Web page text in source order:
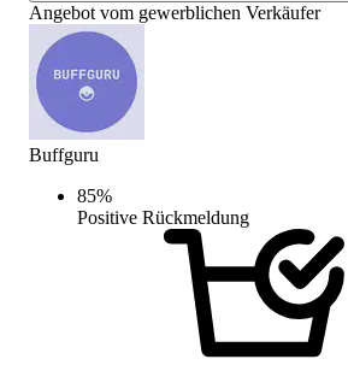
Angebot vom gewerblichen Verkäufer
Buffguru
85%
Positive Rückmeldung